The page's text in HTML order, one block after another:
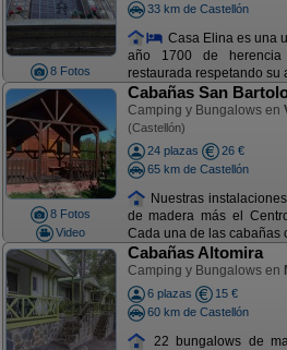
8 Fotos
33 km de Castellón
Casa Elina es una
año 1700 de herencia
restaurada respetando su
8 Fotos
Video
Cabañas San
Camping y Bungalows en
(Castellón)
24 plazas
26 €
65 km de Castellón
Nuestras
de madera más el
Cada una de las cabañas
Cabañas Altomira
Camping y Bungalows en
6 plazas
15 €
60 km de Castellón
22 bungalows de